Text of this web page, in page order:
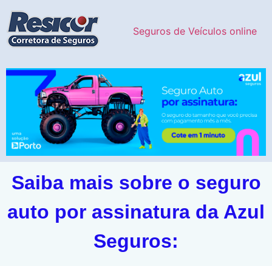
Seguros de Veículos online
Saiba mais sobre o seguro
auto por assinatura da Azul
Seguros: